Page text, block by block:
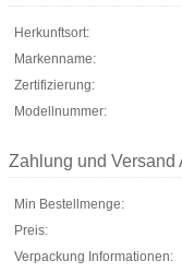
Herkunftsort:
Markenname:
Zertifizierung:
Modellnummer:
Zahlung und Versand
Min Bestellmenge:
Preis:
Verpackung Informationen: